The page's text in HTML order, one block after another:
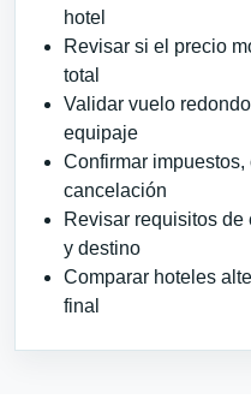
hotel
Revisar si el precio
total
Validar vuelo
equipaje
Confirmar
cancelación
Revisar requisitos
y destino
Comparar hoteles
final